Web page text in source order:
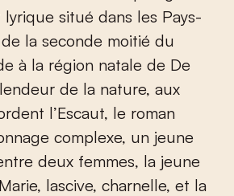
situé dans les Pays-
la seconde moitié du
à la région natale de De
de la nature, aux
l’Escaut, le roman
complexe, un jeune
deux femmes, la jeune
lascive, charnelle, et la